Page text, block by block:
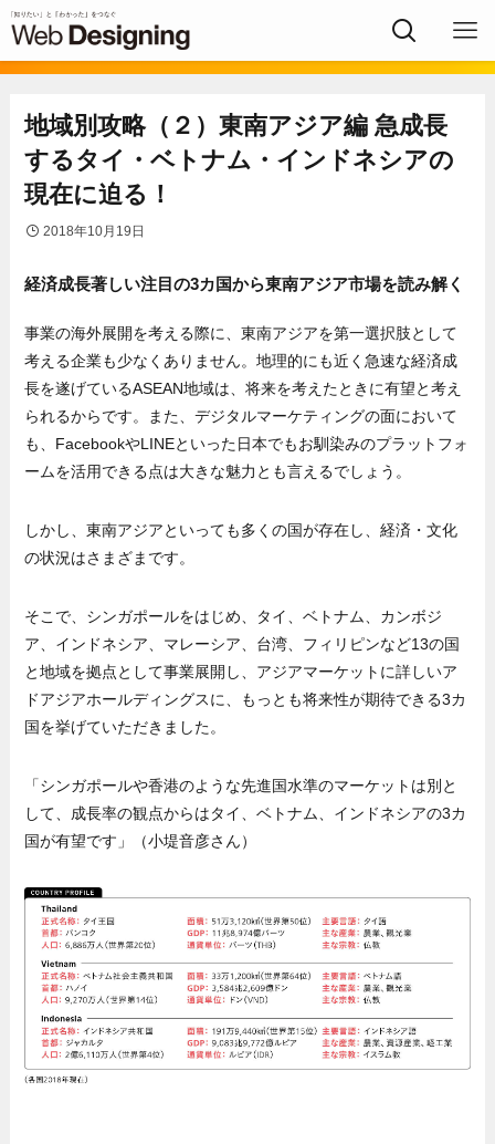
地域別攻略（２）東南アジア編 急成長
するタイ・ベトナム・インドネシアの
現在に迫る！
2018年10月19日
経済成長著しい注目の3カ国から東南アジア市場を読み解く
事業の海外展開を考える際に、東南アジアを第一選択肢として
考える企業も少なくありません。地理的にも近く急速な経済成
長を遂げているASEAN地域は、将来を考えたときに有望と考え
られるからです。また、デジタルマーケティングの面において
も、FacebookやLINEといった日本でもお馴染みのプラットフォ
ームを活用できる点は大きな魅力とも言えるでしょう。
しかし、東南アジアといっても多くの国が存在し、経済・文化
の状況はさまざまです。
そこで、シンガポールをはじめ、タイ、ベトナム、カンボジ
ア、インドネシア、マレーシア、台湾、フィリピンなど13の国
と地域を拠点として事業展開し、アジアマーケットに詳しいア
ドアジアホールディングスに、もっとも将来性が期待できる3カ
国を挙げていただきました。
「シンガポールや香港のような先進国水準のマーケットは別と
して、成長率の観点からはタイ、ベトナム、インドネシアの3カ
国が有望です」（小堤音彦さん）